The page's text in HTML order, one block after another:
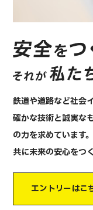
鉄道や道路など社会
確かな技術と誠実な
の力を求めています。
共に未来の安心をつ
エントリーはこ